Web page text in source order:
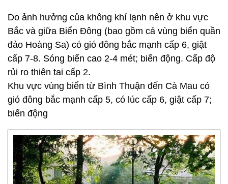
Do ảnh hưởng của không khí lạnh nên ở khu vực
Bắc và giữa Biển Đông (bao gồm cả vùng biển quần
đảo Hoàng Sa) có gió đông bắc mạnh cấp 6, giật
cấp 7-8. Sóng biển cao 2-4 mét; biển động. Cấp độ
rủi ro thiên tai cấp 2.
Khu vực vùng biển từ Bình Thuận đến Cà Mau có
gió đông bắc mạnh cấp 5, có lúc cấp 6, giật cấp 7;
biển động